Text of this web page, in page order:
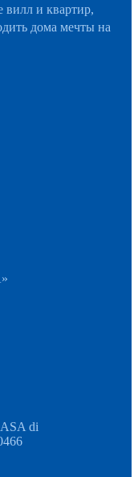
вилл и квартир,
дома мечты на
di